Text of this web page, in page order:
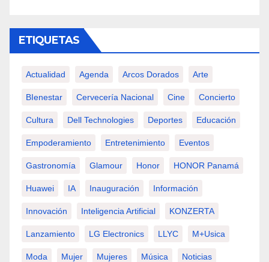
ETIQUETAS
Actualidad Agenda Arcos Dorados Arte
BIenestar Cervecería Nacional Cine Concierto
Cultura Dell Technologies Deportes Educación
Empoderamiento Entretenimiento Eventos
Gastronomía Glamour Honor HONOR Panamá
Huawei IA Inauguración Información
Innovación Inteligencia Artificial KONZERTA
Lanzamiento LG Electronics LLYC M+usica
Moda Mujer Mujeres Música Noticias